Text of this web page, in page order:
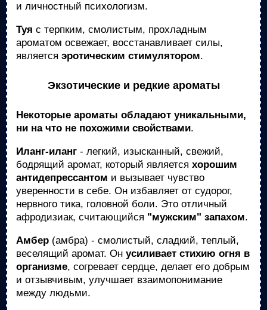
и личностный психологизм.
Туя с терпким, смолистым, прохладным
ароматом освежает, восстанавливает силы,
является эротическим стимулятором.
Экзотические и редкие ароматы
Некоторые ароматы обладают уникальными,
ни на что не похожими свойствами.
Иланг-иланг - легкий, изысканный, свежий,
бодрящий аромат, который является хорошим
антидепрессантом и вызывает чувство
уверенности в себе. Он избавляет от судорог,
нервного тика, головной боли. Это отличный
афродизиак, считающийся "мужским" запахом.
Амбер (амбра) - смолистый, сладкий, теплый,
веселящий аромат. Он усиливает стихию огня в
организме, согревает сердце, делает его добрым
и отзывчивым, улучшает взаимопонимание
между людьми.